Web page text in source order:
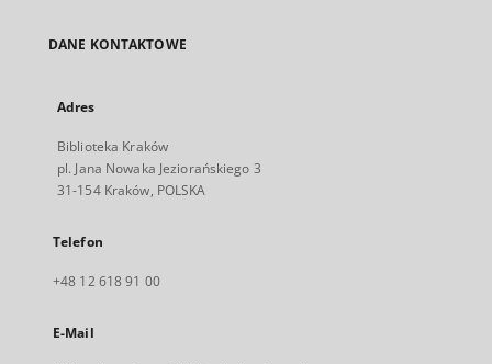
DANE KONTAKTOWE
Adres
Biblioteka Kraków
pl. Jana Nowaka Jeziorańskiego 3
31-154 Kraków, POLSKA
Telefon
+48 12 618 91 00
E-Mail